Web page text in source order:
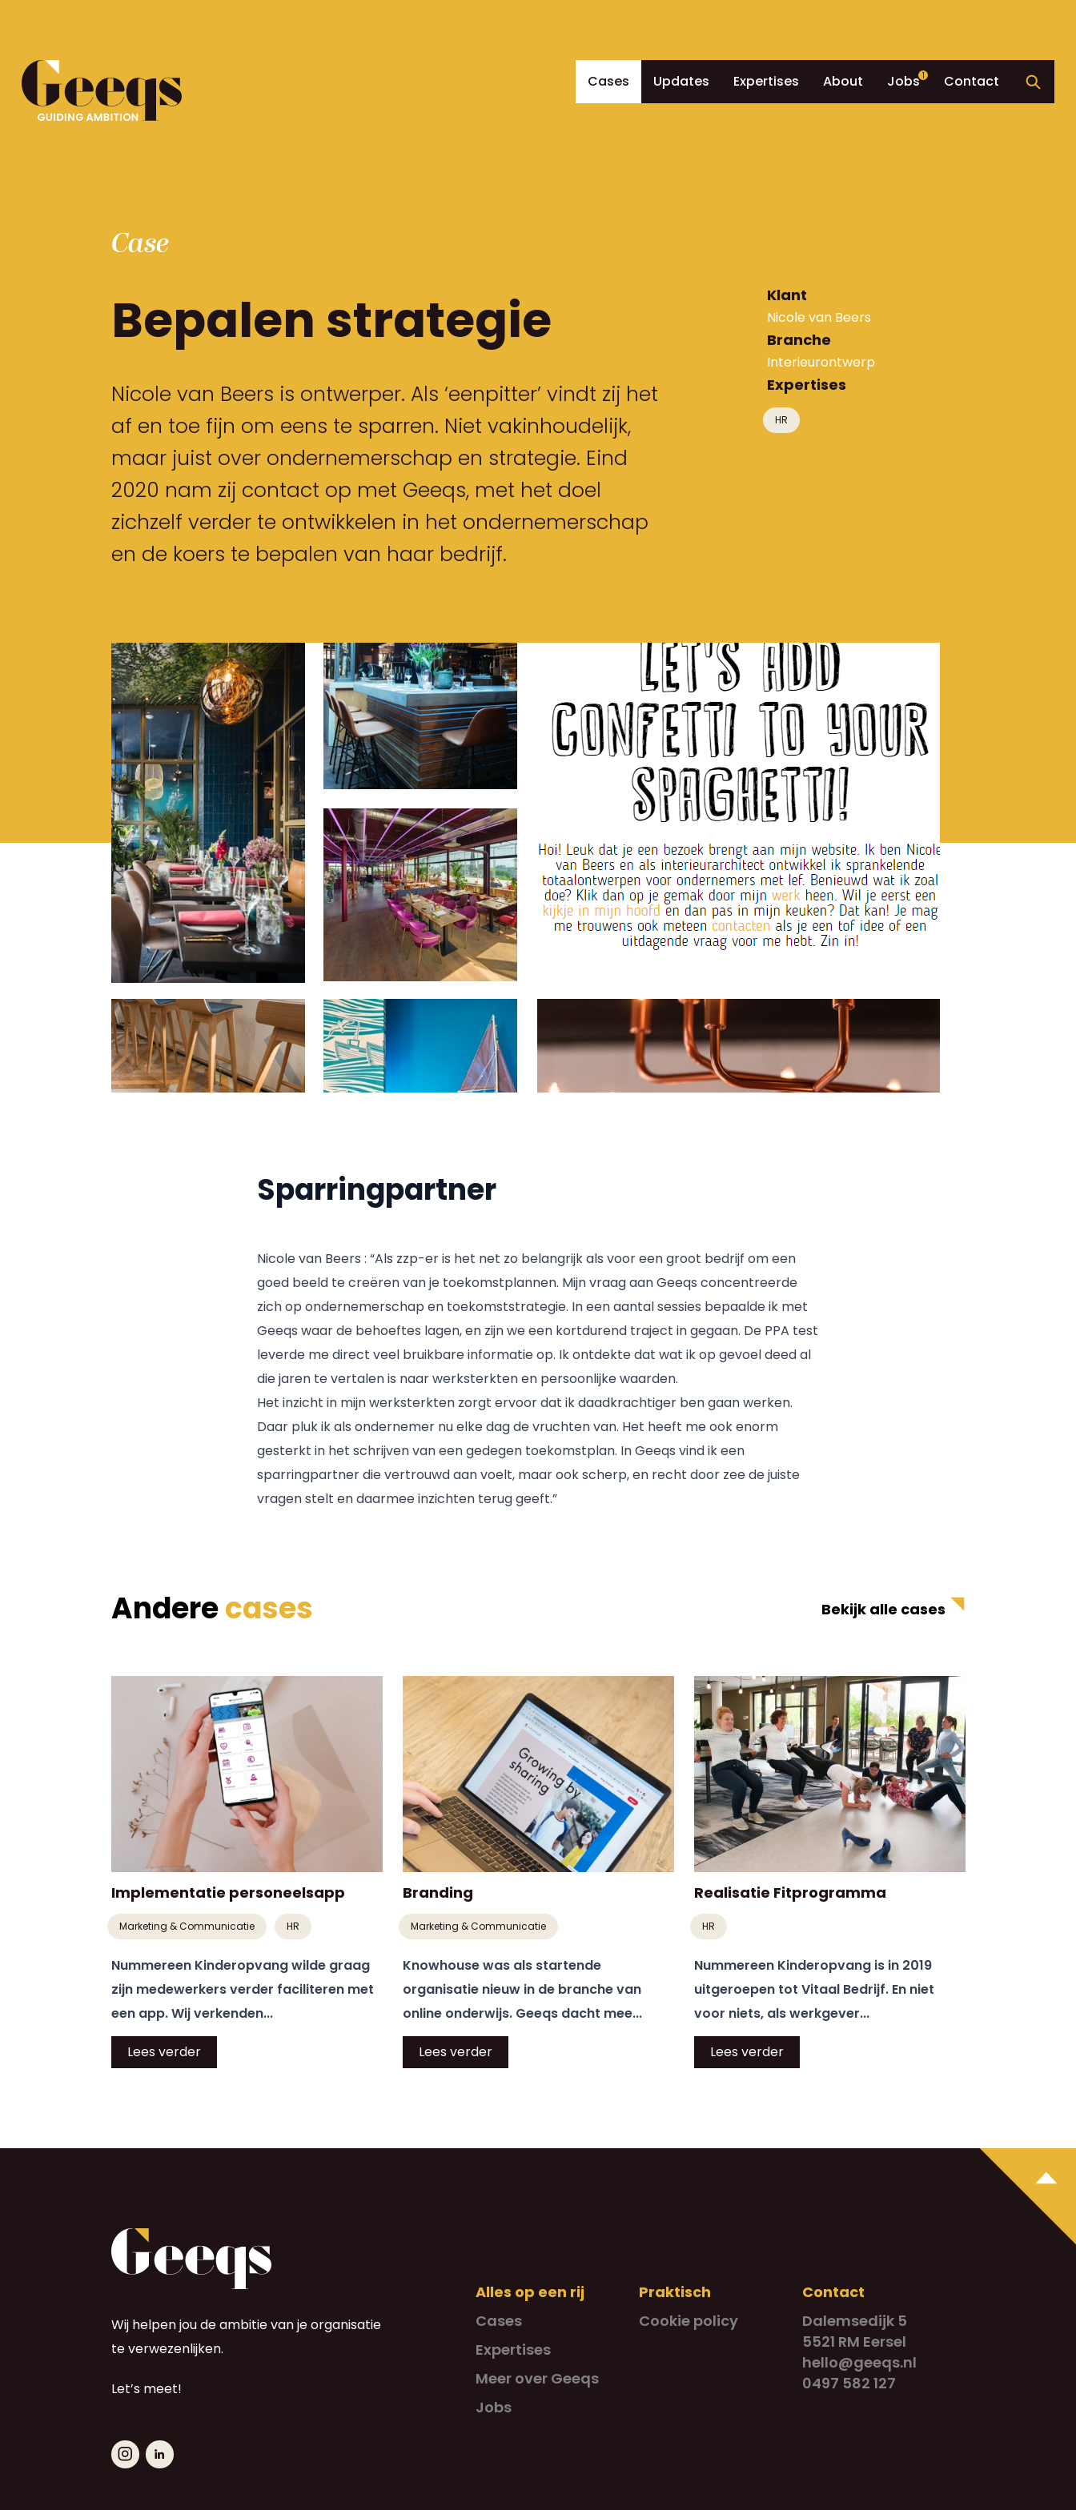
Cases Updates Expertises About Jobs1 Contact
Case
Bepalen strategie
Nicole van Beers is ontwerper. Als ‘eenpitter’ vindt zij het
af en toe fijn om eens te sparren. Niet vakinhoudelijk,
maar juist over ondernemerschap en strategie. Eind
2020 nam zij contact op met Geeqs, met het doel
zichzelf verder te ontwikkelen in het ondernemerschap
en de koers te bepalen van haar bedrijf.
Klant
Nicole van Beers
Branche
Interieurontwerp
Expertises
HR
Sparringpartner
Nicole van Beers : “Als zzp-er is het net zo belangrijk als voor een groot bedrijf om een
goed beeld te creëren van je toekomstplannen. Mijn vraag aan Geeqs concentreerde
zich op ondernemerschap en toekomststrategie. In een aantal sessies bepaalde ik met
Geeqs waar de behoeftes lagen, en zijn we een kortdurend traject in gegaan. De PPA test
leverde me direct veel bruikbare informatie op. Ik ontdekte dat wat ik op gevoel deed al
die jaren te vertalen is naar werksterkten en persoonlijke waarden.
Het inzicht in mijn werksterkten zorgt ervoor dat ik daadkrachtiger ben gaan werken.
Daar pluk ik als ondernemer nu elke dag de vruchten van. Het heeft me ook enorm
gesterkt in het schrijven van een gedegen toekomstplan. In Geeqs vind ik een
sparringpartner die vertrouwd aan voelt, maar ook scherp, en recht door zee de juiste
vragen stelt en daarmee inzichten terug geeft.”
Anderecases Bekijk alle cases
Implementatie personeelsapp
Marketing & Communicatie HR
Nummereen Kinderopvang wilde graag
zijn medewerkers verder faciliteren met
een app. Wij verkenden...
Lees verder
Branding
Marketing & Communicatie
Knowhouse was als startende
organisatie nieuw in de branche van
online onderwijs. Geeqs dacht mee...
Lees verder
Realisatie Fitprogramma
HR
Nummereen Kinderopvang is in 2019
uitgeroepen tot Vitaal Bedrijf. En niet
voor niets, als werkgever...
Lees verder
Wij helpen jou de ambitie van je organisatie
te verwezenlijken.
Let’s meet!
Alles op een rij
Cases
Expertises
Meer over Geeqs
Jobs
Praktisch
Cookie policy
Contact
Dalemsedijk 5
5521 RM Eersel
hello@geeqs.nl
0497 582 127